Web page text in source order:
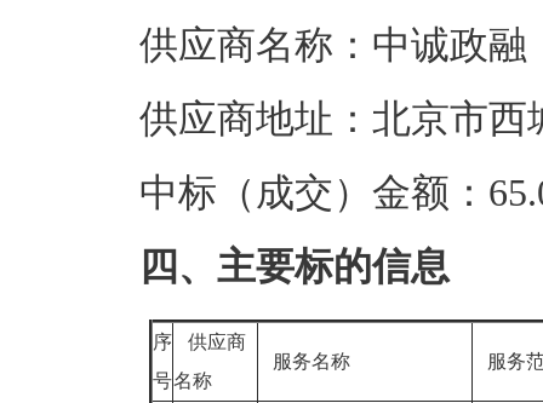
供应商名称：中诚政融
供应商地址：北京市西
中标（成交）金额：
四、主要标的信息
序
号
供应商
名称
服务名称 服务